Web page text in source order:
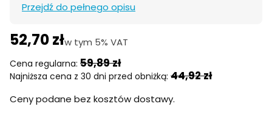
Przejdź do pełnego opisu
52,70 złw tym 5% VAT
w tym 5% VAT
Cena regularna: 59,89 zł
Najniższa cena z 30 dni przed obniżką: 44,92 zł
Ceny podane bez kosztów dostawy.